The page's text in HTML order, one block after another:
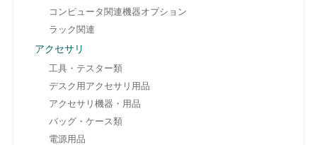
コンピュータ関連機器オプション
ラック関連
アクセサリ
工具・テスター類
デスク用アクセサリ用品
アクセサリ機器・用品
バッグ・ケース類
電源用品